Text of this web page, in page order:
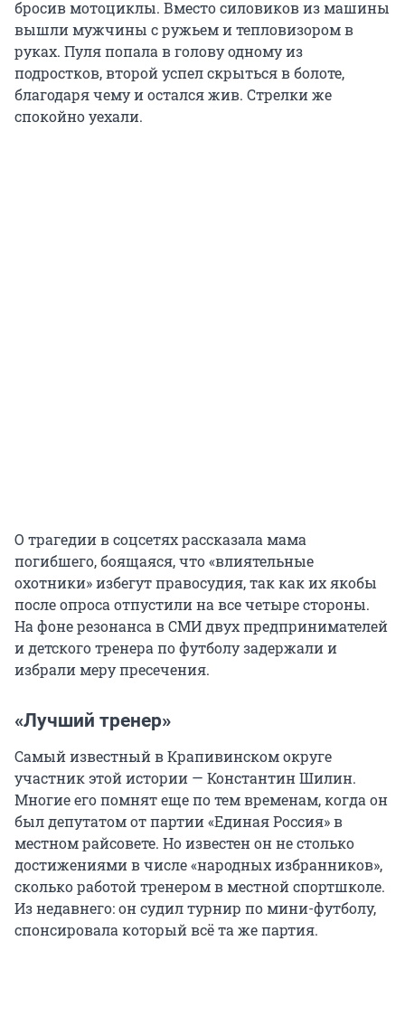
бросив мотоциклы. Вместо силовиков из машины
вышли мужчины с ружьем и тепловизором в
руках. Пуля попала в голову одному из
подростков, второй успел скрыться в болоте,
благодаря чему и остался жив. Стрелки же
спокойно уехали.
О трагедии в соцсетях рассказала мама
погибшего, боящаяся, что «влиятельные
охотники» избегут правосудия, так как их якобы
после опроса отпустили на все четыре стороны.
На фоне резонанса в СМИ двух предпринимателей
и детского тренера по футболу задержали и
избрали меру пресечения.
«Лучший тренер»
Самый известный в Крапивинском округе
участник этой истории — Константин Шилин.
Многие его помнят еще по тем временам, когда он
был депутатом от партии «Единая Россия» в
местном райсовете. Но известен он не столько
достижениями в числе «народных избранников»,
сколько работой тренером в местной спортшколе.
Из недавнего: он судил турнир по мини-футболу,
спонсировала который всё та же партия.